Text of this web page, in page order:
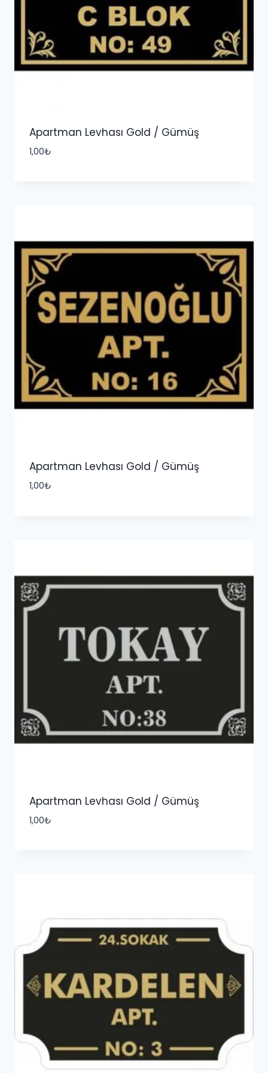
Apartman Levhası Gold / Gümüş
1,00₺
Apartman Levhası Gold / Gümüş
1,00₺
Apartman Levhası Gold / Gümüş
1,00₺